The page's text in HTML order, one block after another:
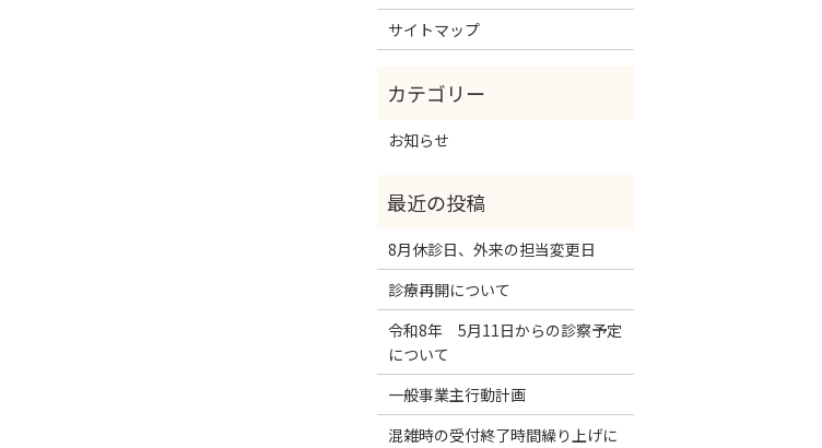
サイトマップ
お知らせ
8月休診日、外来の担当変更日
診療再開について
令和8年 5月11日からの診察予定
について
一般事業主行動計画
混雑時の受付終了時間繰り上げに